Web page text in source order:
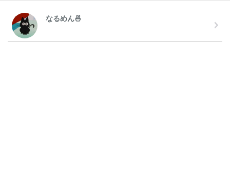
なるめん🍜